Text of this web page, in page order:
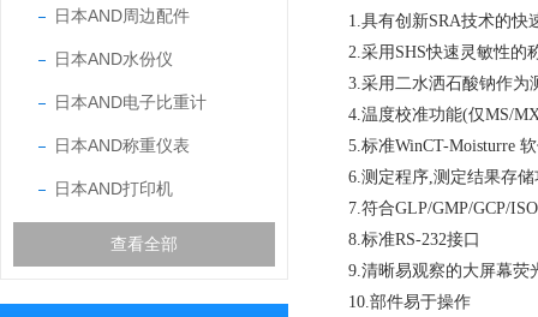
日本AND周边配件
日本AND水份仪
日本AND电子比重计
日本AND称重仪表
日本AND打印机
查看全部
1.具有创新SRA技术的快
2.采用SHS快速灵敏性的
3.采用二水洒石酸钠作为
4.温度校准功能(仅MS/
5.标准WinCT-Moisturre
6.测定程序,测定结果存储
7.符合GLP/GMP/GCP/
8.标准RS-232接口
9.清晰易观察的大屏幕荧
10.部件易于操作